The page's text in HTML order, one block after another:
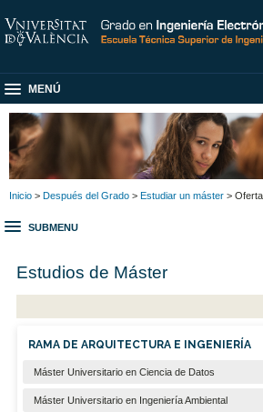
MENÚ
Inicio > Después del Grado > Estudiar un máster >
SUBMENU
Estudios de Máster
RAMA DE ARQUITECTURA E INGENIERÍA
Máster Universitario en Ciencia de Datos
Máster Universitario en Ingeniería Ambiental